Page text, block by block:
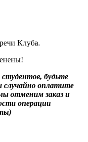
Клуба.
будьте
случайно оплатите
отменим заказ и
операции